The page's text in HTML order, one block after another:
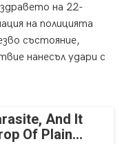
на 22-
на полицията
състояние,
нанесъл удари с
And It
Of Plain...